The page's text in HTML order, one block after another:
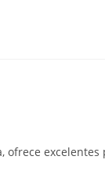
excelentes